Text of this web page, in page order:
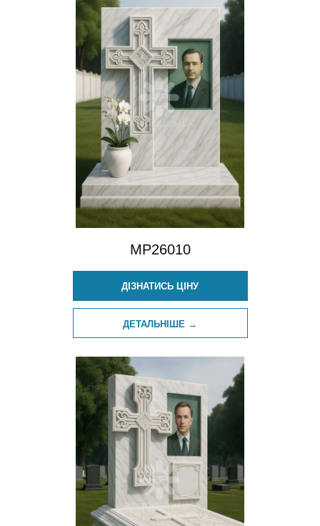
MP26010
ДІЗНАТИСЬ ЦІНУ
ДЕТАЛЬНІШЕ →